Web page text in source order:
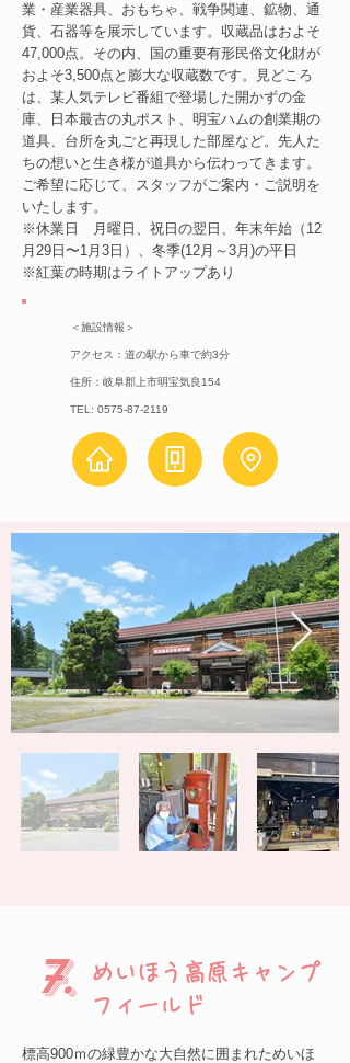
業・産業器具、おもちゃ、戦争関連、鉱物、通
貨、石器等を展示しています。収蔵品はおよそ
47,000点。その内、国の重要有形民俗文化財が
およそ3,500点と膨大な収蔵数です。見どころ
は、某人気テレビ番組で登場した開かずの金
庫、日本最古の丸ポスト、明宝ハムの創業期の
道具、台所を丸ごと再現した部屋など。先人た
ちの想いと生き様が道具から伝わってきます。
ご希望に応じて、スタッフがご案内・ご説明を
いたします。
​※休業日 月曜日、祝日の翌日、年末年始（12
月29日〜1月3日）、冬季(12月～3月)の平日
​※紅葉の時期はライトアップあり
＜施設情報＞
アクセス：道の駅から車で約3分
住所：岐阜郡上市明宝気良154
TEL: 0575-87-2119
7.
めいほう高原キャンプ
フィールド
標高900ｍの緑豊かな大自然に囲まれためいほ